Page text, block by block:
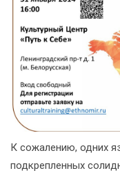
К сожалению, одних
подкрепленных